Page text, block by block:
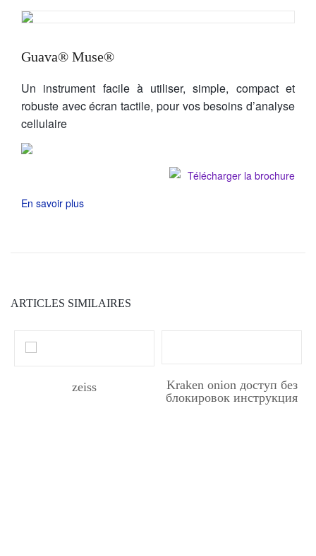
Guava® Muse®
Un instrument facile à utiliser, simple, compact et
robuste avec écran tactile, pour vos besoins d’analyse
cellulaire
Télécharger la brochure
En savoir plus
ARTICLES SIMILAIRES
zeiss
Kraken onion доступ без
блокировок инструкция